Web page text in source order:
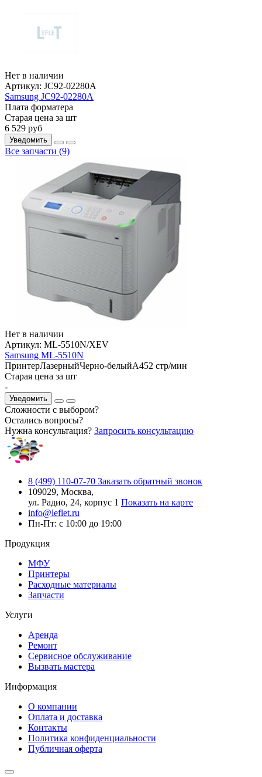
Нет в наличии
Артикул: JC92-02280A
Samsung JC92-02280A
Плата форматера
Старая цена за шт
6 529 руб
Уведомить
Все запчасти (9)
Нет в наличии
Артикул: ML-5510N/XEV
Samsung ML-5510N
ПринтерЛазерныйЧерно-белыйA452 стр/мин
Старая цена за шт
-
Уведомить
Сложности с выбором?
Остались вопросы?
Нужна консультация? Запросить консультацию
8 (499) 110-07-70 Заказать обратный звонок
109029, Москва,
ул. Радио, 24, корпус 1 Показать на карте
info@leflet.ru
Пн-Пт: с 10:00 до 19:00
Продукция
МФУ
Принтеры
Расходные материалы
Запчасти
Услуги
Аренда
Ремонт
Сервисное обслуживание
Вызвать мастера
Информация
О компании
Оплата и доставка
Контакты
Политика конфиденциальности
Публичная оферта